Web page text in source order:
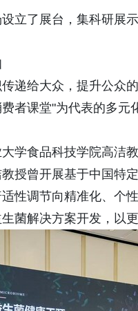
立了展台，集科研展
递给大众，提升公众
者课堂"为代表的多
学食品科技学院高洁
授曾开展基于中国特
性调节向精准化、个
菌解决方案开发，以